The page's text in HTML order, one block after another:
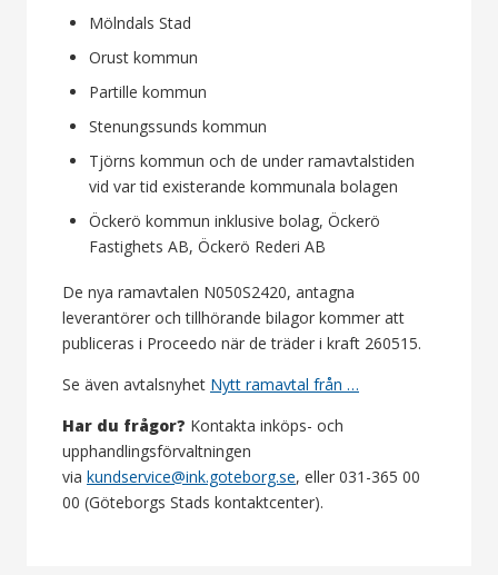
Mölndals Stad
Orust kommun
Partille kommun
Stenungssunds kommun
Tjörns kommun och de under ramavtalstiden
vid var tid existerande kommunala bolagen
Öckerö kommun inklusive bolag, Öckerö
Fastighets AB, Öckerö Rederi AB
De nya ramavtalen N050S2420, antagna
leverantörer och tillhörande bilagor kommer att
publiceras i Proceedo när de träder i kraft 260515.
Se även avtalsnyhet Nytt ramavtal från …
Har du frågor? Kontakta inköps- och
upphandlingsförvaltningen
via kundservice@ink.goteborg.se, eller 031-365 00
00 (Göteborgs Stads kontaktcenter).